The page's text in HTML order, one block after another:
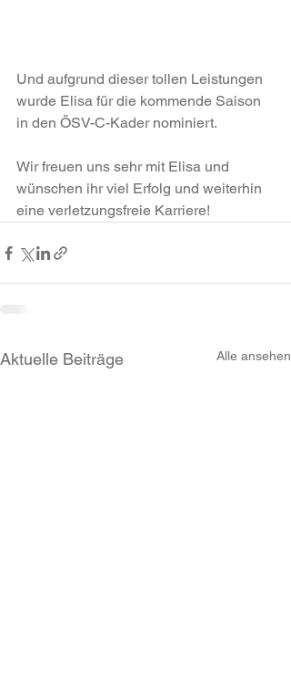
Und aufgrund dieser tollen Leistungen
wurde Elisa für die kommende Saison
in den ÖSV-C-Kader nominiert.
Wir freuen uns sehr mit Elisa und
wünschen ihr viel Erfolg und weiterhin
eine verletzungsfreie Karriere!
Aktuelle Beiträge Alle ansehen